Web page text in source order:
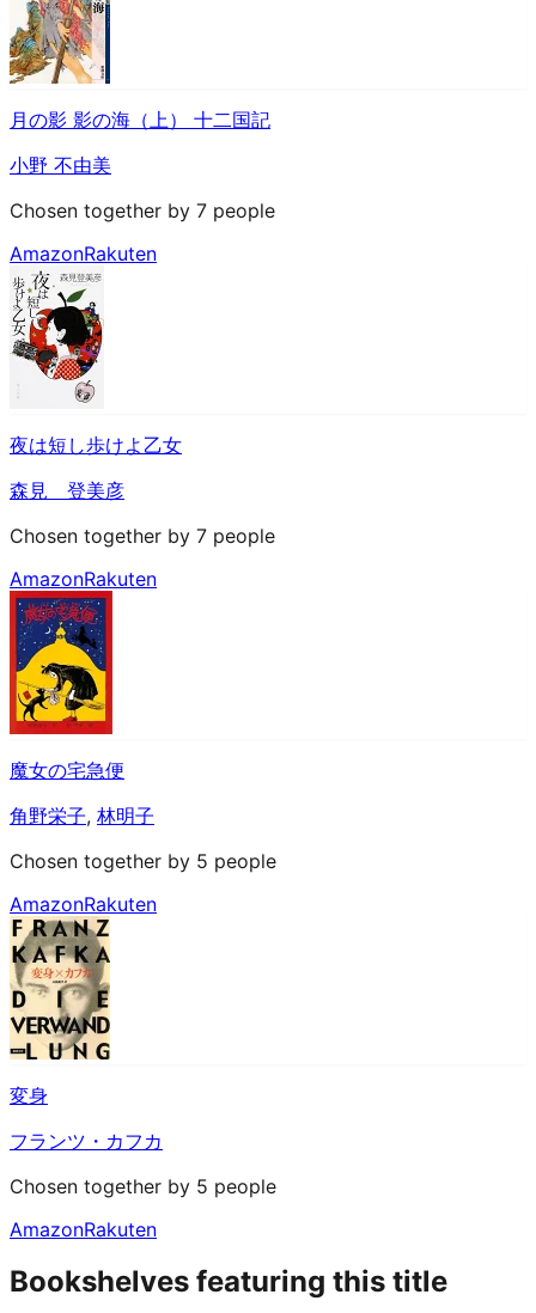
月の影 影の海（上） 十二国記
小野 不由美
Chosen together by 7 people
AmazonRakuten
夜は短し歩けよ乙女
森見 登美彦
Chosen together by 7 people
AmazonRakuten
魔女の宅急便
角野栄子, 林明子
Chosen together by 5 people
AmazonRakuten
変身
フランツ・カフカ
Chosen together by 5 people
AmazonRakuten
Bookshelves featuring this title